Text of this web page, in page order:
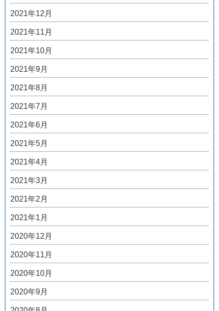
2021年12月
2021年11月
2021年10月
2021年9月
2021年8月
2021年7月
2021年6月
2021年5月
2021年4月
2021年3月
2021年2月
2021年1月
2020年12月
2020年11月
2020年10月
2020年9月